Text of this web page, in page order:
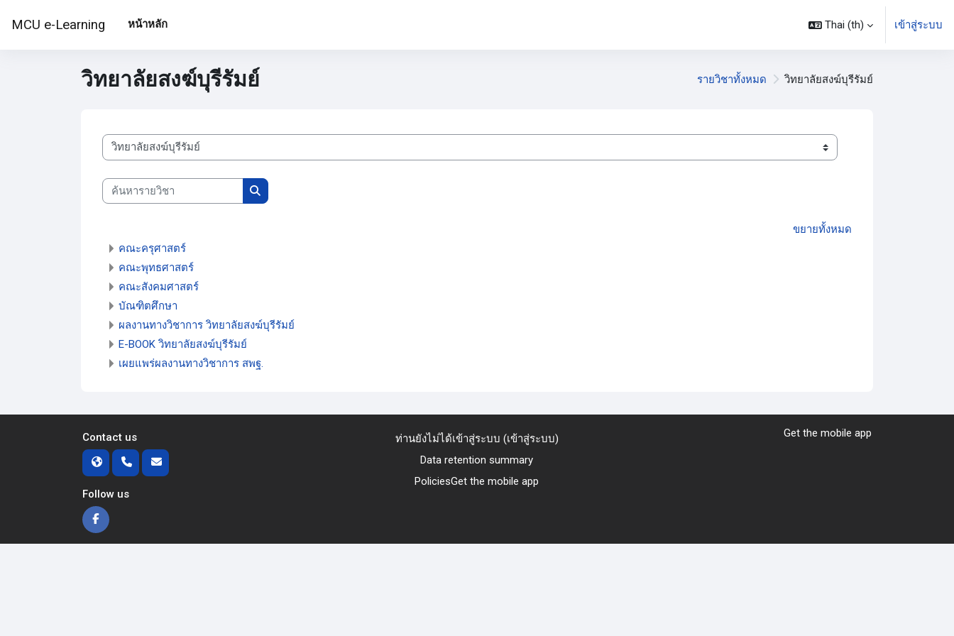
MCU e-Learning หน้าหลัก Thai ‎(th)‎ เข้าสู่ระบบ
วิทยาลัยสงฆ์บุรีรัมย์ รายวิชาทั้งหมด วิทยาลัยสงฆ์บุรีรัมย์
ประเภทของรายวิชา
ค้นหารายวิชา
ค้นหารายวิชา
ขยายทั้งหมด
คณะครุศาสตร์
คณะพุทธศาสตร์
คณะสังคมศาสตร์
บัณฑิตศึกษา
ผลงานทางวิชาการ วิทยาลัยสงฆ์บุรีรัมย์
E-BOOK วิทยาลัยสงฆ์บุรีรัมย์
เผยแพร่ผลงานทางวิชาการ สพฐ.
Contact us
Follow us
ท่านยังไม่ได้เข้าสู่ระบบ (เข้าสู่ระบบ)
Data retention summary
PoliciesGet the mobile app
Get the mobile app